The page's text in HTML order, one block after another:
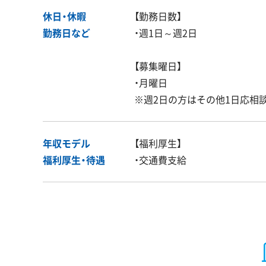
休日・休暇
勤務日など
【勤務日数】
・週1日～週2日
【募集曜日】
・月曜日
※週2日の方はその他1日応相
年収モデル
福利厚生・待遇
【福利厚生】
・交通費支給